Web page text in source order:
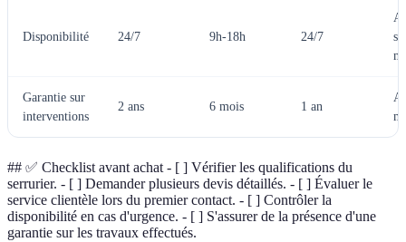
Disponibilité 24/7 9h-18h 24/7
A
Garantie sur
interventions
2 ans 6 mois 1 an
A
## ✅ Checklist avant achat - [ ] Vérifier les qualifications du
serrurier. - [ ] Demander plusieurs devis détaillés. - [ ] Évaluer le
service clientèle lors du premier contact. - [ ] Contrôler la
disponibilité en cas d'urgence. - [ ] S'assurer de la présence d'une
garantie sur les travaux effectués.